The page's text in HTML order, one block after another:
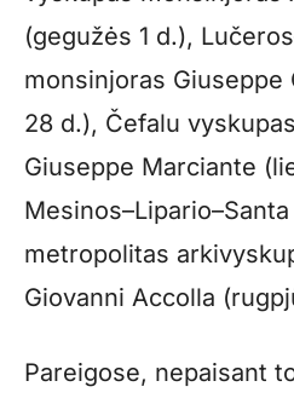
(gegužės 1 d.),
monsinjoras Giuseppe
28 d.), Čefalu
Giuseppe Marciante
metropolitas
Giovanni Accolla
Pareigose, nepaisant